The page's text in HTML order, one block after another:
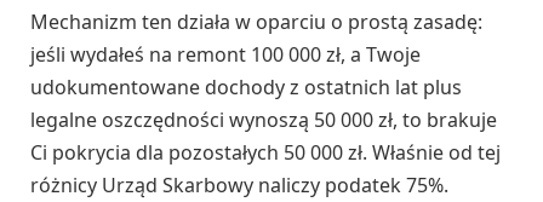
Mechanizm ten działa w oparciu o prostą zasadę:
jeśli wydałeś na remont 100 000 zł, a Twoje
udokumentowane dochody z ostatnich lat plus
legalne oszczędności wynoszą 50 000 zł, to brakuje
Ci pokrycia dla pozostałych 50 000 zł. Właśnie od tej
różnicy Urząd Skarbowy naliczy podatek 75%.